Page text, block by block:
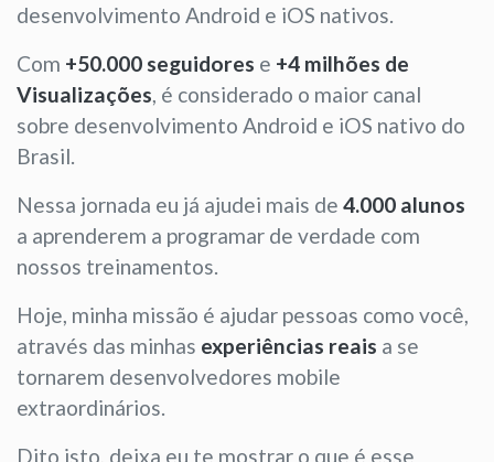
desenvolvimento Android e iOS nativos.
Com +50.000 seguidores e +4 milhões de
Visualizações , é considerado o maior canal
sobre desenvolvimento Android e iOS nativo do
Brasil.
Nessa jornada eu já ajudei mais de 4.000 alunos
a aprenderem a programar de verdade com
nossos treinamentos.
Hoje, minha missão é ajudar pessoas como você,
através das minhas experiências reais a se
tornarem desenvolvedores mobile
extraordinários.
Dito isto, deixa eu te mostrar o que é esse